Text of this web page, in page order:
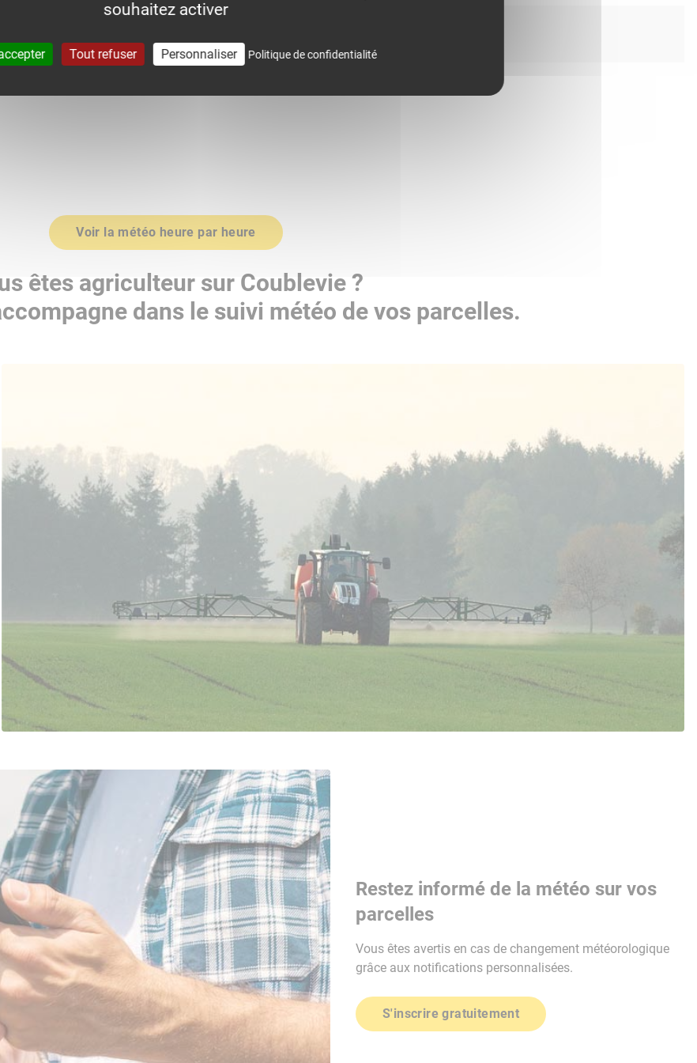
Voir la météo heure par heure
êtes agriculteur sur Coublevie ?
dans le suivi météo de vos parcelles.
Restez informé de la météo sur vos
parcelles
Vous êtes avertis en cas de changement météorologique
grâce aux notifications personnalisées.
S'inscrire gratuitement
souhaitez activer
Tout refuser Personnaliser Politique de confidentialité